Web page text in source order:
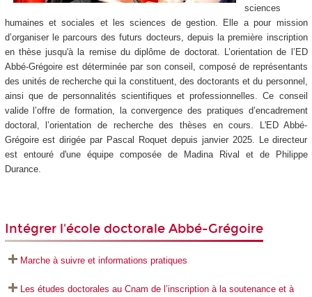
sciences
humaines et sociales et les sciences de gestion. Elle a pour mission
d’organiser le parcours des futurs docteurs, depuis la première inscription
en thèse jusqu'à la remise du diplôme de doctorat. L’orientation de l’ED
Abbé-Grégoire est déterminée par son conseil, composé de représentants
des unités de recherche qui la constituent, des doctorants et du personnel,
ainsi que de personnalités scientifiques et professionnelles. Ce conseil
valide l’offre de formation, la convergence des pratiques d’encadrement
doctoral, l’orientation de recherche des thèses en cours. L'ED Abbé-
Grégoire est dirigée par Pascal Roquet depuis janvier 2025. Le directeur
est entouré d'une équipe composée de Madina Rival et de Philippe
Durance.
Intégrer l'école doctorale Abbé-Grégoire
Marche à suivre et informations pratiques
Les études doctorales au Cnam de l’inscription à la soutenance et à